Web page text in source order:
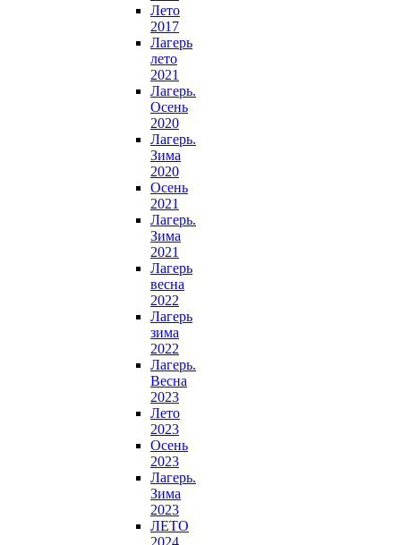
Лето
2017
Лагерь
лето
2021
Лагерь.
Осень
2020
Лагерь.
Зима
2020
Осень
2021
Лагерь.
Зима
2021
Лагерь
весна
2022
Лагерь
зима
2022
Лагерь.
Весна
2023
Лето
2023
Осень
2023
Лагерь.
Зима
2023
ЛЕТО
2024